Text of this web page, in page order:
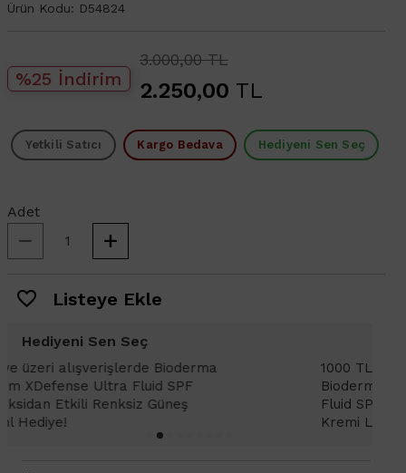
Ürün Kodu: D54824
%25 İndirim
3.000,00 TL
2.250,00 TL
Yetkili Satıcı Kargo Bedava Hediyeni Sen Seç
Adet
Listeye Ekle
Hediyeni Sen Seç
1000 TL ve üzeri alışverişlerinizde
Bioderma Photoderm XDefense Ultra
Fluid SPF 50+ Antioksidan Renkli Güneş
Kremi Light 2ml hediye!